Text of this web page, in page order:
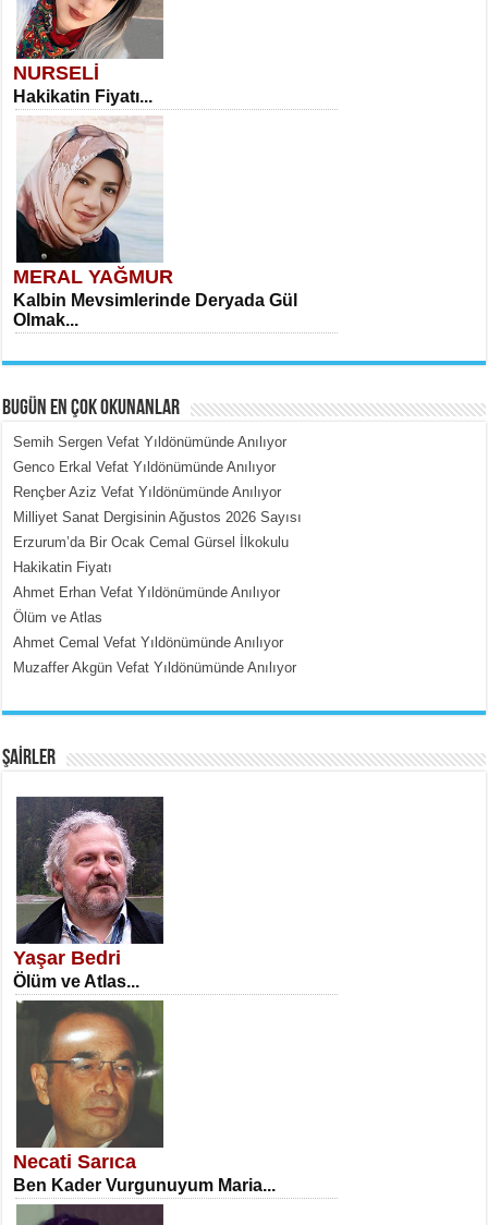
NURSELİ
Hakikatin Fiyatı...
MERAL YAĞMUR
Kalbin Mevsimlerinde Deryada Gül
Olmak...
MEHMET ÇOBAN
İçerdeki Put Dışardaki Maskeler...
SATILMIŞ ÜMİT ÇETİNKAYA
Erkenlik...
NECLA DİLEK ARSLAN
Öğretmenler Günü Mahkemesi...
BUGÜN EN ÇOK OKUNANLAR
Semih Sergen Vefat Yıldönümünde Anılıyor
Genco Erkal Vefat Yıldönümünde Anılıyor
Rençber Aziz Vefat Yıldönümünde Anılıyor
Milliyet Sanat Dergisinin Ağustos 2026 Sayısı
Erzurum’da Bir Ocak Cemal Gürsel İlkokulu
Hakikatin Fiyatı
Ahmet Erhan Vefat Yıldönümünde Anılıyor
Ölüm ve Atlas
Ahmet Cemal Vefat Yıldönümünde Anılıyor
Muzaffer Akgün Vefat Yıldönümünde Anılıyor
ŞAİRLER
Yaşar Bedri
Ölüm ve Atlas...
Necati Sarıca
Ben Kader Vurgunuyum Maria...